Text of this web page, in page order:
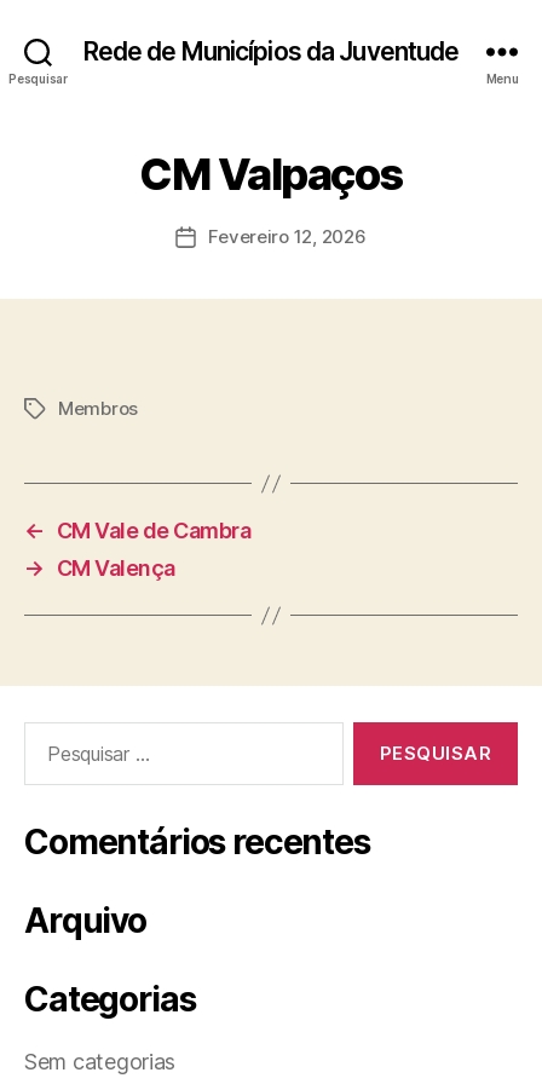
Pesquisar
Rede de Municípios da Juventude
Menu
CM Valpaços
DataFevereiro 12, 2026
Etiquetas
Membros
←
CM Vale de Cambra
→
CM Valença
por:
Comentários recentes
Arquivo
Categorias
Sem categorias